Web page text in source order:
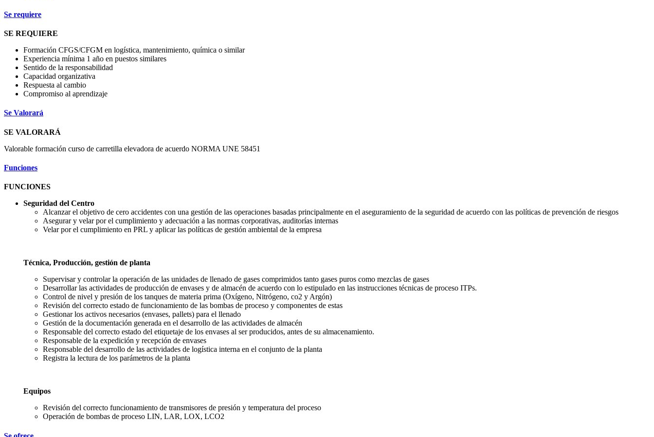
Se requiere
SE REQUIERE
Formación CFGS/CFGM en logística, mantenimiento, química o similar
Experiencia mínima 1 año en puestos similares
Sentido de la responsabilidad
Capacidad organizativa
Respuesta al cambio
Compromiso al aprendizaje
Se Valorará
SE VALORARÁ
Valorable formación curso de carretilla elevadora de acuerdo NORMA UNE 58451
Funciones
FUNCIONES
Seguridad del Centro
Alcanzar el objetivo de cero accidentes con una gestión de las operaciones basadas principalmente en el aseguramiento de la seguridad de acuerdo con las políticas de prevención de riesgos
Asegurar y velar por el cumplimiento y adecuación a las normas corporativas, auditorías internas
Velar por el cumplimiento en PRL y aplicar las políticas de gestión ambiental de la empresa
Técnica, Producción, gestión de planta
Supervisar y controlar la operación de las unidades de llenado de gases comprimidos tanto gases puros como mezclas de gases
Desarrollar las actividades de producción de envases y de almacén de acuerdo con lo estipulado en las instrucciones técnicas de proceso ITPs.
Control de nivel y presión de los tanques de materia prima (Oxígeno, Nitrógeno, co2 y Argón)
Revisión del correcto estado de funcionamiento de las bombas de proceso y componentes de estas
Gestionar los activos necesarios (envases, pallets) para el llenado
Gestión de la documentación generada en el desarrollo de las actividades de almacén
Responsable del correcto estado del etiquetaje de los envases al ser producidos, antes de su almacenamiento.
Responsable de la expedición y recepción de envases
Responsable del desarrollo de las actividades de logística interna en el conjunto de la planta
Registra la lectura de los parámetros de la planta
Equipos
Revisión del correcto funcionamiento de transmisores de presión y temperatura del proceso
Operación de bombas de proceso LIN, LAR, LOX, LCO2